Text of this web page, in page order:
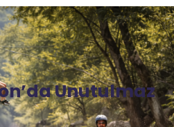
Unutulmaz